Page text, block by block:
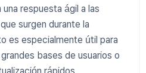
respuesta ágil a las
surgen durante la
es especialmente útil para
bases de usuarios o